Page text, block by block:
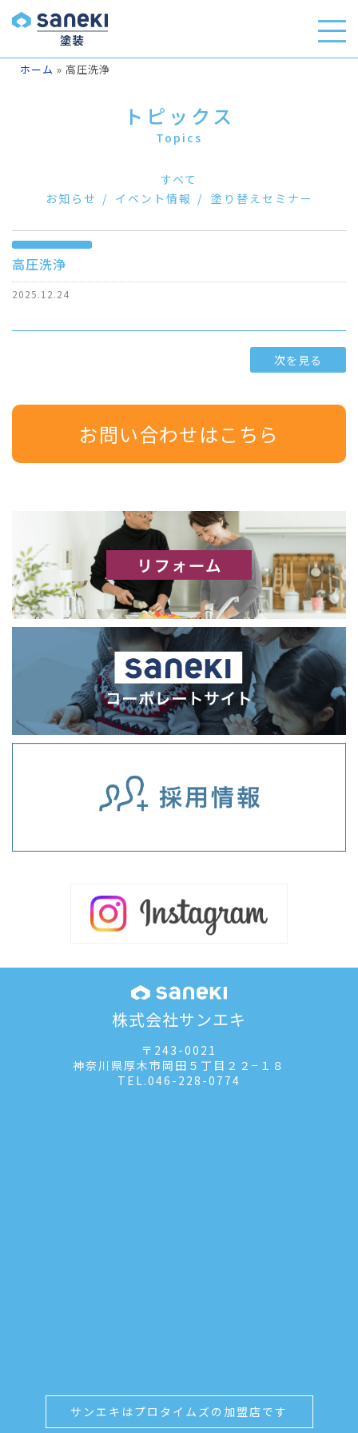
ホーム » 高圧洗浄
トピックス
Topics
すべて
お知らせ
イベント情報 塗り替えセミナー
高圧洗浄
2025.12.24
次を見る
お問い合わせはこちら
株式会社サンエキ
〒243-0021
神奈川県厚木市岡田５丁目２２−１８
TEL.046-228-0774
サンエキはプロタイムズの加盟店です